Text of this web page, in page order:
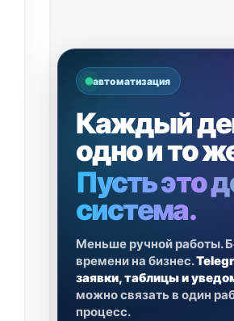
автоматизация
Каждый
одно и то
Пусть это
система.
Меньше ручной работы.
времени на бизнес.
заявки, таблицы и
можно связать в один
процесс.